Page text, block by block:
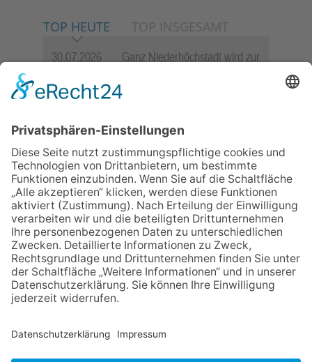
TOP HEUTE TOP INSGESAMT
30.07.2026
Ganz Niederhöchstadt wird zur
06.08.2026
Hisamoto und Tölke begeistern
Wachsmuth
präsentiert sein neues
Programm „Changes“
09.07.2026
Wasserampel steht auf Gelb:
Stadt ruft zum Wassersparen
auf
23.07.2026
Zwischen Fachwerk, Wein und
Sommerabend: Der Rettershof
lädt wieder zum Weinfest ein